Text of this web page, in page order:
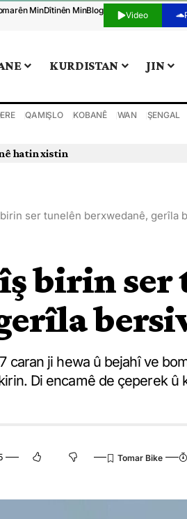
MinDîtinên MinBlog Video
KURDISTAN JIN
QAMIŞLO KOBANÊ WAN ŞENGAL
hatin xistin
ser tunelên berxwedanê, gerîla
birin ser
caran ji hewa û bejahî ve
Di encamê de çeperek û